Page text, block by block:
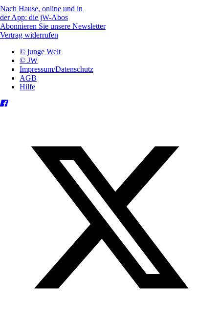
Nach Hause, online und in
der App: die jW-Abos
Abonnieren Sie unsere Newsletter
Vertrag widerrufen
© junge Welt
© JW
Impressum/Datenschutz
AGB
Hilfe